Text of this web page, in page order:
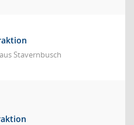
Stavernbusch